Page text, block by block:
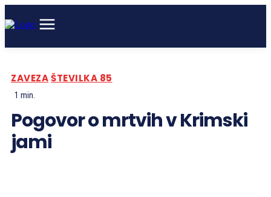
ZAVEZAŠTEVILKA 85
1 min.
Pogovor o mrtvih v Krimski
jami